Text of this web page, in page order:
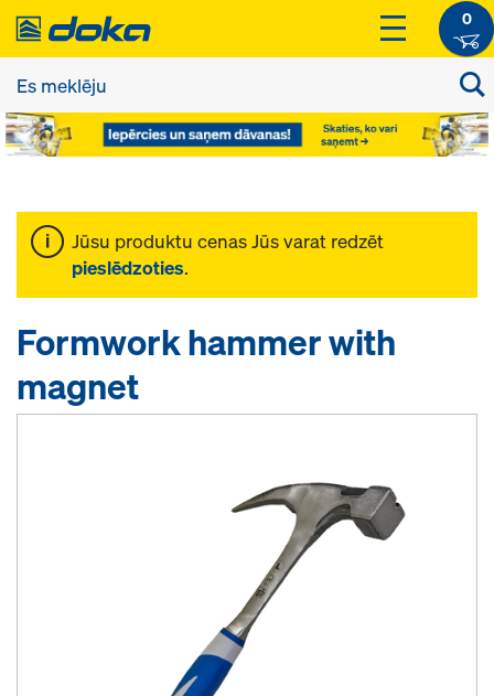
0
Jūsu produktu cenas Jūs varat redzēt
pieslēdzoties.
Formwork hammer with
magnet